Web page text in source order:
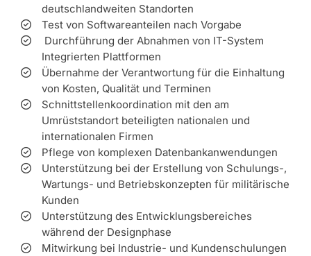
deutschlandweiten Standorten
Test von Softwareanteilen nach Vorgabe
Durchführung der Abnahmen von IT-System
Integrierten Plattformen
Übernahme der Verantwortung für die Einhaltung
von Kosten, Qualität und Terminen
Schnittstellenkoordination mit den am
Umrüststandort beteiligten nationalen und
internationalen Firmen
Pflege von komplexen Datenbankanwendungen
Unterstützung bei der Erstellung von Schulungs-,
Wartungs- und Betriebskonzepten für militärische
Kunden
Unterstützung des Entwicklungsbereiches
während der Designphase
Mitwirkung bei Industrie- und Kundenschulungen